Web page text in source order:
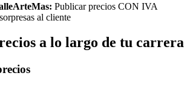
Publicar precios CON IVA
al cliente
a lo largo de tu carrera